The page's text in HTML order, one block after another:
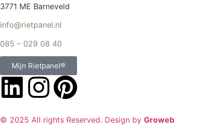
3771 ME Barneveld
info@rietpanel.nl
085 – 029 08 40
Mijn Rietpanel®
© 2025 All rights Reserved. Design by Groweb